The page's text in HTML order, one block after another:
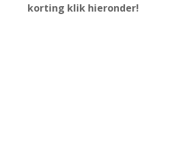
korting klik hieronder!